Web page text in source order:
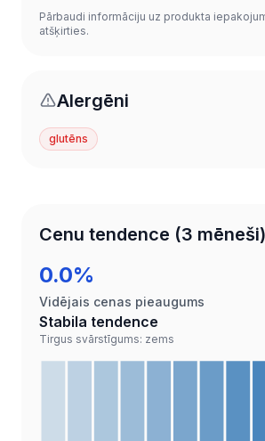
Pārbaudi informāciju uz produkta
atšķirties.
Alergēni
glutēns
Cenu tendence (3 mēneši)
0.0%
Vidējais cenas pieaugums
Stabila tendence
Tirgus svārstīgums: zems